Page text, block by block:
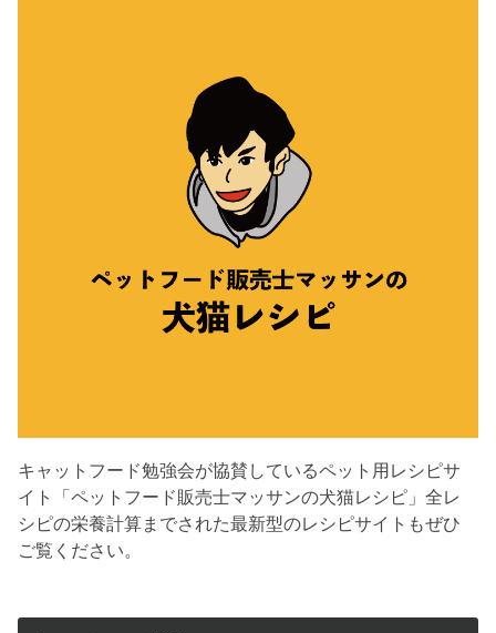
キャットフード勉強会が協賛しているペット用レシピサ
イト「ペットフード販売士マッサンの犬猫レシピ」全レ
シピの栄養計算までされた最新型のレシピサイトもぜひ
ご覧ください。